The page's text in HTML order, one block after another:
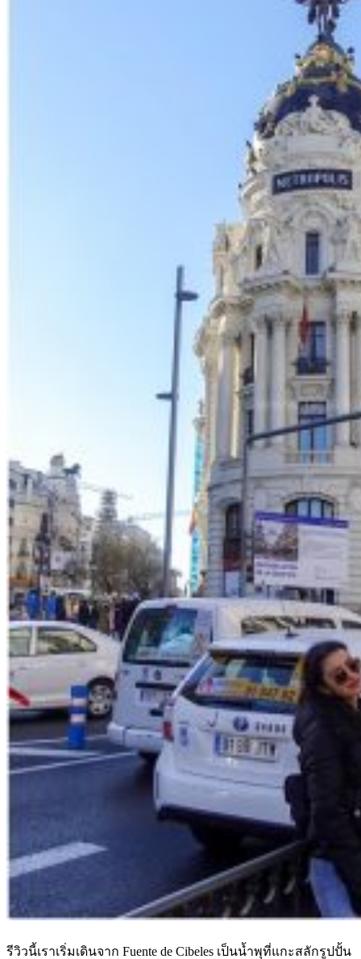
รีวิวนี้เราเริ่มเดินจาก Fuente de Cibeles เป็นน้ำพุที่แกะสลักรูปปั้น